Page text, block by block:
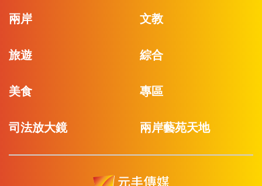
兩岸 文教
旅遊 綜合
美食 專區
司法放大鏡 兩岸藝苑天地